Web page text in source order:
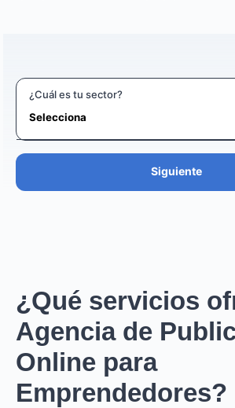
¿Cuál es tu sector?
Siguiente
¿Qué servicios
Agencia de
Online para
Emprendedores?